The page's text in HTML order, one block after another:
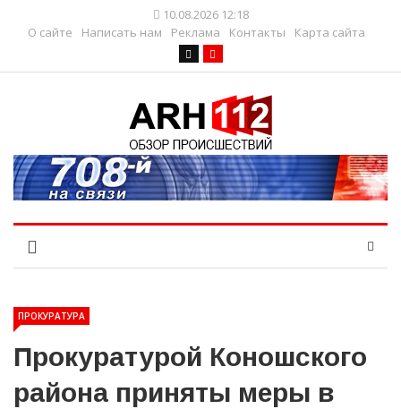
10.08.2026 12:18
О сайте
Написать нам Реклама Контакты Карта сайта
ПРОКУРАТУРА
Прокуратурой Коношского
района приняты меры в